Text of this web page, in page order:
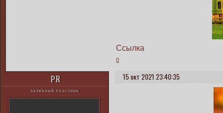
Ссылка
0
15 окт 2021 23:40:35
PR
АКТИВНЫЙ УЧАСТНИК